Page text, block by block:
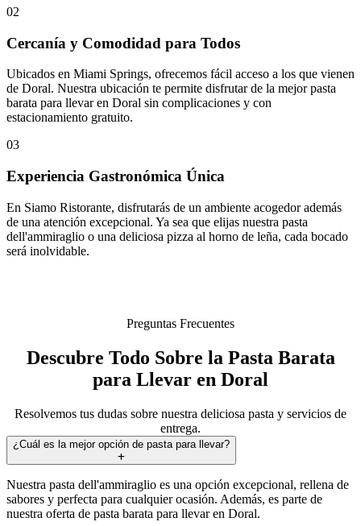
02
Cercanía y Comodidad para Todos
Ubicados en Miami Springs, ofrecemos fácil acceso a los que vienen
de Doral. Nuestra ubicación te permite disfrutar de la mejor pasta
barata para llevar en Doral sin complicaciones y con
estacionamiento gratuito.
03
Experiencia Gastronómica Única
En Siamo Ristorante, disfrutarás de un ambiente acogedor además
de una atención excepcional. Ya sea que elijas nuestra pasta
dell'ammiraglio o una deliciosa pizza al horno de leña, cada bocado
será inolvidable.
Preguntas Frecuentes
Descubre Todo Sobre la Pasta Barata
para Llevar en Doral
Resolvemos tus dudas sobre nuestra deliciosa pasta y servicios de
entrega.
¿Cuál es la mejor opción de pasta para llevar?
Nuestra pasta dell'ammiraglio es una opción excepcional, rellena de
sabores y perfecta para cualquier ocasión. Además, es parte de
nuestra oferta de pasta barata para llevar en Doral.